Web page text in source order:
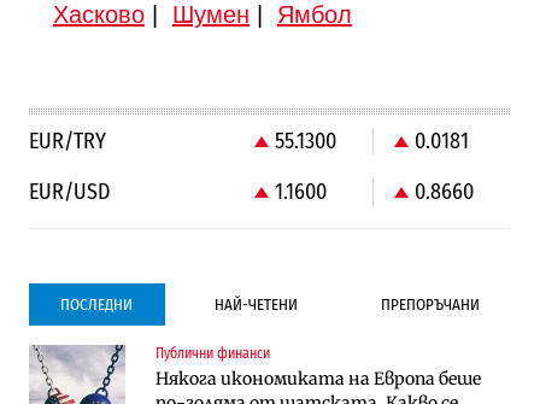
Хасково| Шумен Ямбол
EUR/TRY 55.1300
0.0181
EUR/USD
1.1600 0.8660
ПОСЛЕДНИ НАЙ-ЧЕТЕНИ ПРЕПОРЪЧАНИ
Публични финанси
Някога икономиката на Европа беше
Градоустройство
Столична община избра изпълнител за
Компании
Vivacom предлага над 150 устройства с